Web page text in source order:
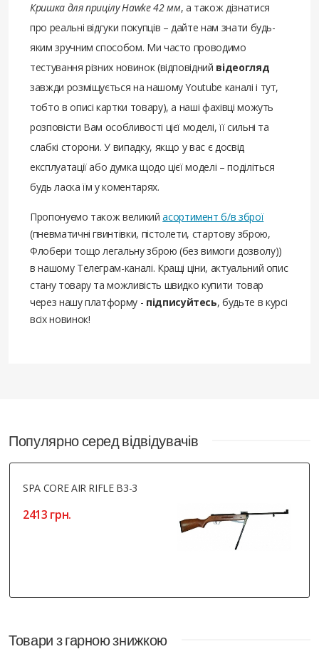
Кришка для прицілу Hawke 42 мм, а також дізнатися
про реальні відгуки покупців – дайте нам знати будь-
яким зручним способом. Ми часто проводимо
тестування різних новинок (відповідний відеогляд
завжди розміщується на нашому Youtube каналі і тут,
тобто в описі картки товару), а наші фахівці можуть
розповісти Вам особливості цієї моделі, її сильні та
слабкі сторони. У випадку, якщо у вас є досвід
експлуатації або думка щодо цієї моделі – поділіться
будь ласка їм у коментарях.
Пропонуємо також великийасортимент б/в зброї
(пневматичні гвинтівки, пістолети, стартову зброю,
Флобери тощо легальну зброю (без вимоги дозволу))
в нашому Телеграм-каналі. Кращі ціни, актуальний опис
стану товару та можливість швидко купити товар
через нашу платформу - підписуйтесь, будьте в курсі
всіх новинок!
Популярно серед відвідувачів
SPA CORE AIR RIFLE B3-3
2413 грн.
Товари з гарною знижкою